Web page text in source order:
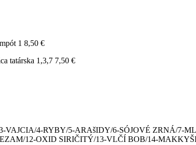
1 8,50 €
tatárska 1,3,7 7,50 €
VAJCIA/4-RYBY/5-ARAšIDY/6-SÓJOVÉ ZRNÁ/7-
12-OXID SIRIČITÝ/13-VLČÍ BOB/14-